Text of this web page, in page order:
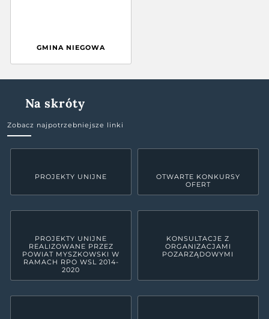
GMINA NIEGOWA
Na skróty
Zobacz najpotrzebniejsze linki
PROJEKTY UNIJNE
OTWARTE KONKURSY
OFERT
PROJEKTY UNIJNE
REALIZOWANE PRZEZ
POWIAT MYSZKOWSKI W
RAMACH RPO WSL 2014-
2020
KONSULTACJE Z
ORGANIZACJAMI
POZARZĄDOWYMI